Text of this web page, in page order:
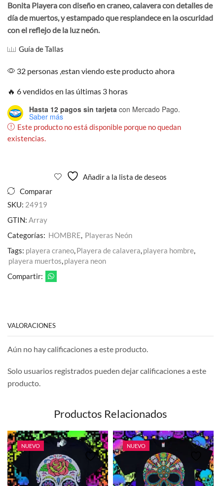
Bonita Playera con diseño en craneo, calavera con detalles de
día de muertos, y estampado que resplandece en la oscuridad
con el reflejo de la luz neón.
Guía de Tallas
32 personas ,estan viendo este producto ahora
🔥 6 vendidos en las últimas 3 horas
Hasta 12 pagos sin tarjeta con Mercado Pago.
Saber más
Este producto no está disponible porque no quedan
existencias.
Añadir a la lista de deseos
Comparar
SKU: 24919
GTIN: Array
Categorías: HOMBRE, Playeras Neón
Tags: playera craneo,Playera de calavera,playera hombre,
playera muertos,playera neon
Compartir:
VALORACIONES
Aún no hay calificaciones a este producto.
Solo usuarios registrados pueden dejar calificaciones a este
producto.
Productos Relacionados
NUEVO NUEVO